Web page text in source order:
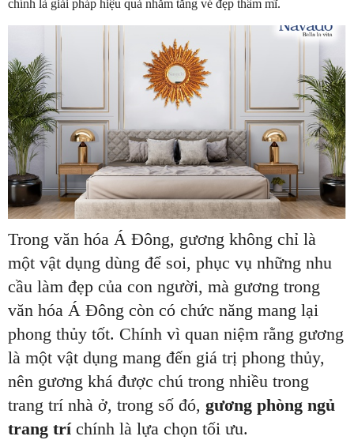
chính là giải pháp hiệu quả nhằm tăng vẻ đẹp thẩm mĩ.
Trong văn hóa Á Đông, gương không chỉ là
một vật dụng dùng để soi, phục vụ những nhu
cầu làm đẹp của con người, mà gương trong
văn hóa Á Đông còn có chức năng mang lại
phong thủy tốt. Chính vì quan niệm rằng gương
là một vật dụng mang đến giá trị phong thủy,
nên gương khá được chú trong nhiều trong
trang trí nhà ở, trong số đó, gương phòng ngủ
trang tríchính là lựa chọn tối ưu.